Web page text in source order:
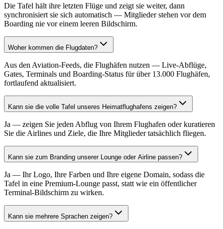
Die Tafel hält ihre letzten Flüge und zeigt sie weiter, dann
synchronisiert sie sich automatisch — Mitglieder stehen vor dem
Boarding nie vor einem leeren Bildschirm.
Woher kommen die Flugdaten?
Aus den Aviation-Feeds, die Flughäfen nutzen — Live-Abflüge,
Gates, Terminals und Boarding-Status für über 13.000 Flughäfen,
fortlaufend aktualisiert.
Kann sie die volle Tafel unseres Heimatflughafens zeigen?
Ja — zeigen Sie jeden Abflug von Ihrem Flughafen oder kuratieren
Sie die Airlines und Ziele, die Ihre Mitglieder tatsächlich fliegen.
Kann sie zum Branding unserer Lounge oder Airline passen?
Ja — Ihr Logo, Ihre Farben und Ihre eigene Domain, sodass die
Tafel in eine Premium-Lounge passt, statt wie ein öffentlicher
Terminal-Bildschirm zu wirken.
Kann sie mehrere Sprachen zeigen?